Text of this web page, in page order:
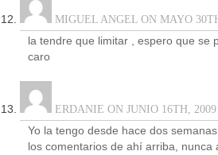
MIGUEL ANGEL ON MAYO
la tendre que limitar , espero que se
caro
ERDANIE ON JUNIO 16TH, 2009
Yo la tengo desde hace dos
los comentarios de ahí arriba,